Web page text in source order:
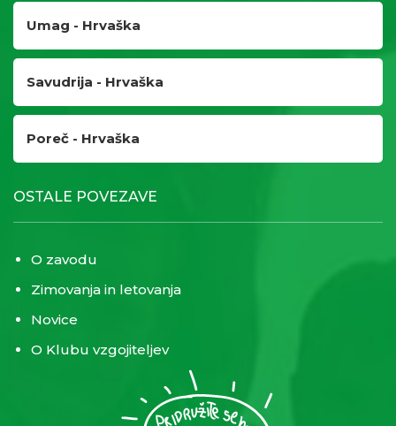
Umag - Hrvaška
Savudrija - Hrvaška
Poreč - Hrvaška
OSTALE POVEZAVE
O zavodu
Zimovanja in letovanja
Novice
O Klubu vzgojiteljev